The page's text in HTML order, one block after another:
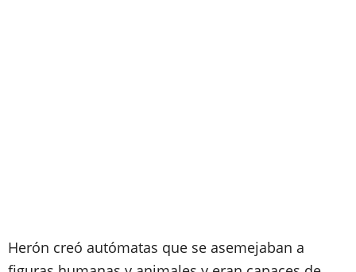
Herón creó autómatas que se asemejaban a